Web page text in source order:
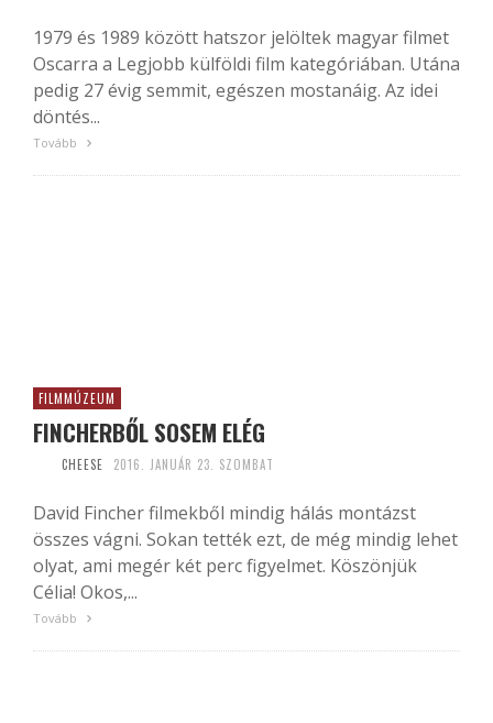
1979 és 1989 között hatszor jelöltek magyar filmet
Oscarra a Legjobb külföldi film kategóriában. Utána
pedig 27 évig semmit, egészen mostanáig. Az idei
döntés...
Tovább
FILMMÚZEUM
FINCHERBŐL SOSEM ELÉG
CHEESE 2016. JANUÁR 23. SZOMBAT
David Fincher filmekből mindig hálás montázst
összes vágni. Sokan tették ezt, de még mindig lehet
olyat, ami megér két perc figyelmet. Köszönjük
Célia! Okos,...
Tovább